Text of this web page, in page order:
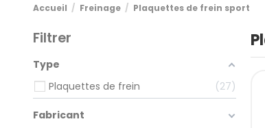
Accueil Freinage Plaquettes de frein sport
Filtrer
Type
Plaquettes de frein
27
Fabricant